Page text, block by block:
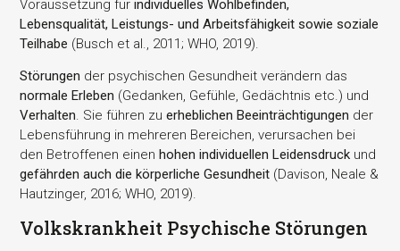
Voraussetzung fürindividuelles Wohlbefinden,
Lebensqualität, Leistungs- und Arbeitsfähigkeit sowie soziale
Teilhabe (Busch et al., 2011; WHO, 2019).
Störungen der psychischen Gesundheit verändern das
normale Erleben (Gedanken, Gefühle, Gedächtnis etc.) und
Verhalten. Sie führen zuerheblichen Beeinträchtigungen der
Lebensführung in mehreren Bereichen, verursachen bei
den Betroffenen einenhohen individuellen Leidensdruck und
gefährden auch die körperliche Gesundheit (Davison, Neale &
Hautzinger, 2016; WHO, 2019).
Volkskrankheit Psychische Störungen